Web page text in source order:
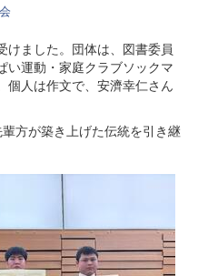
けました。団体は、図書委員
い運動・家庭クラブソックマ
個人は作文で、安濟幸仁さん
方が築き上げた伝統を引き継